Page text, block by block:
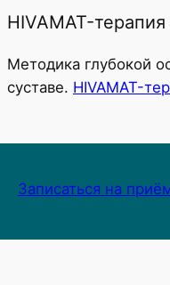
HIVAMAT-терапия
Методика глубокой
суставе. HIVAMAT-
Записаться на